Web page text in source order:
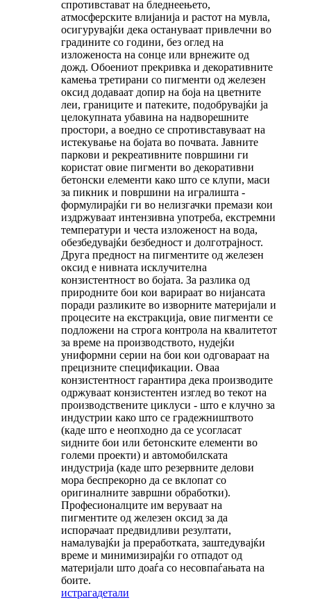
спротивстават на бледнеењето,
атмосферските влијанија и растот на мувла,
осигурувајќи дека остануваат привлечни во
градините со години, без оглед на
изложеноста на сонце или врнежите од
дожд. Обоениот прекривка и декоративните
камења третирани со пигменти од железен
оксид додаваат допир на боја на цветните
леи, границите и патеките, подобрувајќи ја
целокупната убавина на надворешните
простори, а воедно се спротивставуваат на
истекување на бојата во почвата. Јавните
паркови и рекреативните површини ги
користат овие пигменти во декоративни
бетонски елементи како што се клупи, маси
за пикник и површини на игралишта -
формулирајќи ги во нелизгачки премази кои
издржуваат интензивна употреба, екстремни
температури и честа изложеност на вода,
обезбедувајќи безбедност и долготрајност.
Друга предност на пигментите од железен
оксид е нивната исклучителна
конзистентност во бојата. За разлика од
природните бои кои варираат во нијансата
поради разликите во изворните материјали и
процесите на екстракција, овие пигменти се
подложени на строга контрола на квалитетот
за време на производството, нудејќи
униформни серии на бои кои одговараат на
прецизните спецификации. Оваа
конзистентност гарантира дека производите
одржуваат конзистентен изглед во текот на
производствените циклуси - што е клучно за
индустрии како што се градежништвото
(каде што е неопходно да се усогласат
ѕидните бои или бетонските елементи во
големи проекти) и автомобилската
индустрија (каде што резервните делови
мора беспрекорно да се вклопат со
оригиналните завршни обработки).
Професионалците им веруваат на
пигментите од железен оксид за да
испорачаат предвидливи резултати,
намалувајќи ја преработката, заштедувајќи
време и минимизирајќи го отпадот од
материјали што доаѓа со несовпаѓањата на
боите.
истрагадетали